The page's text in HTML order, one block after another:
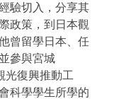
驗切入，分享其
政策，到日本觀
曾留學日本、任
參與宮城
光復興推動工
科學學生所學的